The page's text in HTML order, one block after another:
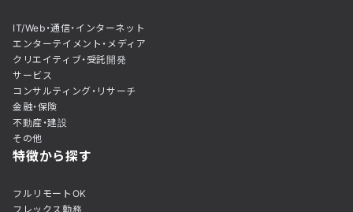
IT/Web・通信・インターネット
エンターテイメント・メディア
クリエイティブ・受託開発
サービス
コンサルティング・リサーチ
金融・保険
不動産・建設
その他
特徴から探す
フルリモートOK
フレックス勤務